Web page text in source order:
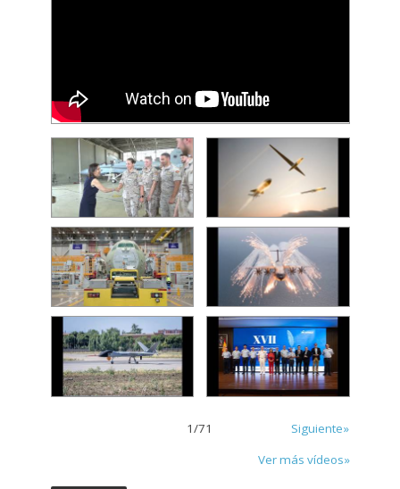
1/71
Siguiente»
Ver más vídeos»